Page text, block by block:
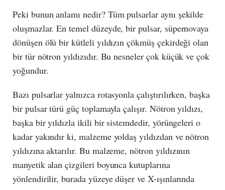
Peki bunun anlamı nedir? Tüm pulsarlar aynı şekilde
oluşmazlar. En temel düzeyde, bir pulsar, süpernovaya
dönüşen ölü bir kütleli yıldızın çökmüş çekirdeği olan
bir tür nötron yıldızıdır. Bu nesneler çok küçük ve çok
yoğundur.
Bazı pulsarlar yalnızca rotasyonla çalıştırılırken, başka
bir pulsar türü güç toplamayla çalışır. Nötron yıldızı,
başka bir yıldızla ikili bir sistemdedir, yörüngeleri o
kadar yakındır ki, malzeme yoldaş yıldızdan ve nötron
yıldızına aktarılır. Bu malzeme, nötron yıldızının
manyetik alan çizgileri boyunca kutuplarına
yönlendirilir, burada yüzeye düşer ve X-ışınlarında